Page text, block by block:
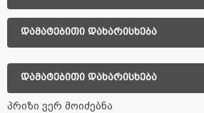
დამატებითი დახარისხება
დამატებითი დახარისხება
პრიზი ვერ მოიძებნა